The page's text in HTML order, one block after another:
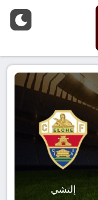
إلتشي